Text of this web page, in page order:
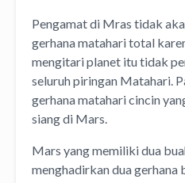
Pengamat di Mras tidak
gerhana matahari total
mengitari planet itu tidak
seluruh piringan Matahari.
gerhana matahari cincin
siang di Mars.
Mars yang memiliki dua
menghadirkan dua gerhana